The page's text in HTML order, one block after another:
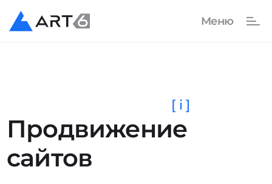
Продвижение
сайтов
[ i ]